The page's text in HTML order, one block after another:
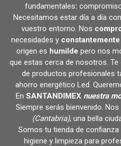
fundamentales:
Necesitamos estar día a día
vuestro entorno. Nos
necesidades y constantemente
origen es humilde pero nos
que estas cerca de nosotros.
de productos profesionales
ahorro energético Led.
En SANTANDIMEX nuestra
Siempre serás bienvenido.
(Cantabria), una bella
Somos tu tienda de
higiene y limpieza para